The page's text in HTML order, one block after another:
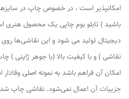
امکانپذیر است ، در خصوص چاپ در
باشید ) تابلو بوم چاپی یک محصول
دیجیتال تولید می شود و این نقاشی‌ها
نقاشی ) و با کیفیت بالا (با جوهر ژاپنی )
امکان آن فراهم باشد به نمونه اصلی
جزییات آن اعمال نمی‌شود. نقاشی چاپ